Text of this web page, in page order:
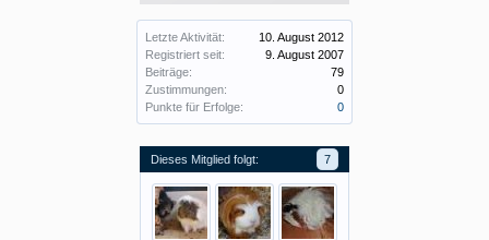
Letzte Aktivität:
10. August 2012
Registriert seit:
9. August 2007
Beiträge:
79
Zustimmungen:
0
Punkte für Erfolge:
0
Dieses Mitglied folgt: 7